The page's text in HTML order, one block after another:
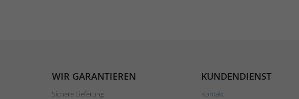
WIR GARANTIEREN
Sichere Lieferung
KUNDENDIENST
Kontakt